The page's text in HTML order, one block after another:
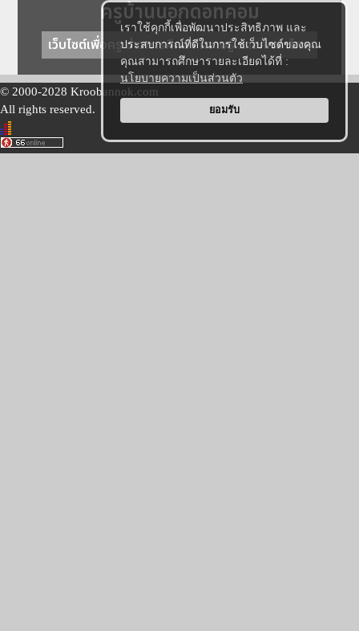
เราใช้คุกกี้เพื่อพัฒนาประสิทธิภาพ และ
ประสบการณ์ที่ดีในการใช้เว็บไซต์ของคุณ
คุณสามารถศึกษารายละเอียดได้ที่ :
นโยบายความเป็นส่วนตัว
ยอมรับ
ครูบ้านนอกดอทคอม
เว็บไซต์เพื่อครู ข่าวการศึกษา ความรู้ การศึกษาไทย
© 2000-2028 Kroobannok.com
All rights reserved.